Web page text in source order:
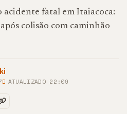
fatal em Itaiacoca:
colisão com caminhão
ATUALIZADO 22:09